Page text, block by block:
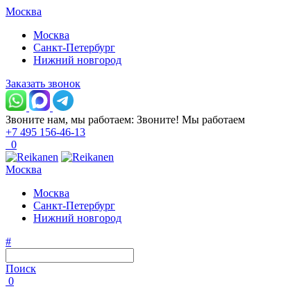
Москва
Москва
Санкт-Петербург
Нижний новгород
Заказать звонок
Звоните нам, мы работаем: Звоните! Мы работаем
+7 495 156-46-13
0
Москва
Москва
Санкт-Петербург
Нижний новгород
#
Поиск
0